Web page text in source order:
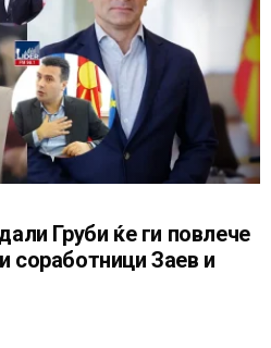
Груби ќе ги повлече
соработници Заев и